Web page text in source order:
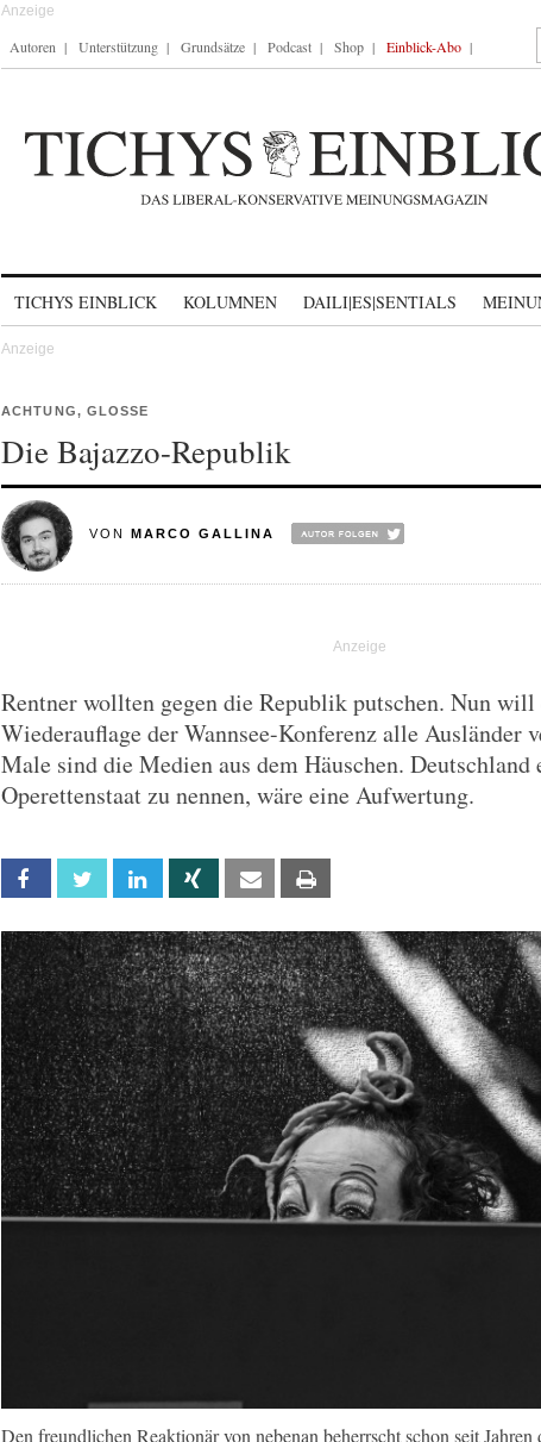
Autoren Unterstützung Grundsätze Podcast Shop Einblick-Abo
TICHYS EINBLICK KOLUMNEN DAILI|ES|SENTIALS
ACHTUNG, GLOSSE
Die Bajazzo-Republik
VON MARCO GALLINA
Rentner wollten gegen die Republik putschen. Nun
Wiederauflage der Wannsee-Konferenz alle Ausländer
Male sind die Medien aus dem Häuschen. Deutschland
Operettenstaat zu nennen, wäre eine Aufwertung.
Facebook Twitter Linkedin Xing Email
Den freundlichen Reaktionär von nebenan beherrscht schon seit Jahren